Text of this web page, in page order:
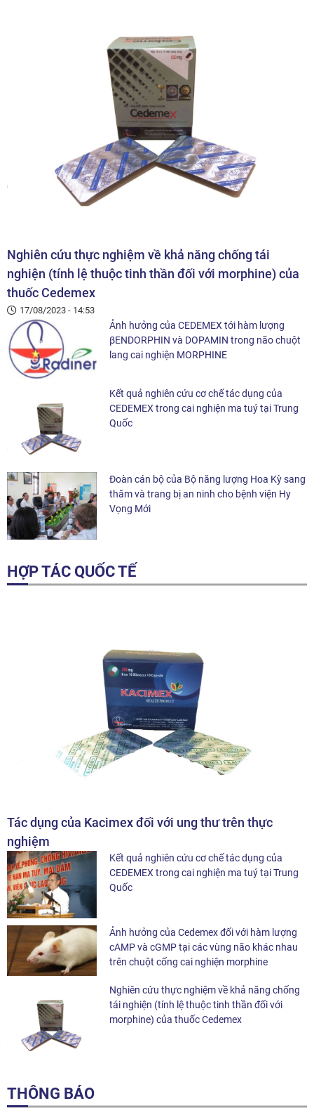
Nghiên cứu thực nghiệm về khả năng chống tái
nghiện (tính lệ thuộc tinh thần đối với morphine) của
thuốc Cedemex
17/08/2023 - 14:53
Ảnh hưởng của CEDEMEX tới hàm lượng
βENDORPHIN và DOPAMIN trong não chuột
lang cai nghiện MORPHINE
Kết quả nghiên cứu cơ chế tác dụng của
CEDEMEX trong cai nghiện ma tuý tại Trung
Quốc
Đoàn cán bộ của Bộ năng lượng Hoa Kỳ sang
thăm và trang bị an ninh cho bệnh viện Hy
Vọng Mới
HỢP TÁC QUỐC TẾ
Tác dụng của Kacimex đối với ung thư trên thực
nghiệm
Kết quả nghiên cứu cơ chế tác dụng của
CEDEMEX trong cai nghiện ma tuý tại Trung
Quốc
Ảnh hưởng của Cedemex đối với hàm lượng
cAMP và cGMP tại các vùng não khác nhau
trên chuột cống cai nghiện morphine
Nghiên cứu thực nghiệm về khả năng chống
tái nghiện (tính lệ thuộc tinh thần đối với
morphine) của thuốc Cedemex
THÔNG BÁO